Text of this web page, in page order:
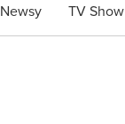
Newsy TV Show